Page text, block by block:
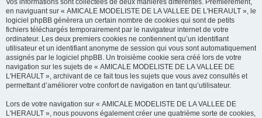
Vos informations sont collectées de deux manières différentes. Premièrement,
en naviguant sur « AMICALE MODELISTE DE LA VALLEE DE L'HERAULT », le
logiciel phpBB génèrera un certain nombre de cookies qui sont de petits
fichiers téléchargés temporairement par le navigateur internet de votre
ordinateur. Les deux premiers cookies ne contiennent qu’un identifiant
utilisateur et un identifiant anonyme de session qui vous sont automatiquement
assignés par le logiciel phpBB. Un troisième cookie sera créé lors de votre
navigation sur les sujets de « AMICALE MODELISTE DE LA VALLEE DE
L'HERAULT », archivant de ce fait tous les sujets que vous avez consultés et
permettant d’améliorer votre confort de navigation en tant qu’utilisateur.
Lors de votre navigation sur « AMICALE MODELISTE DE LA VALLEE DE
L'HERAULT », nous pouvons également créer une quatrième sorte de cookies,